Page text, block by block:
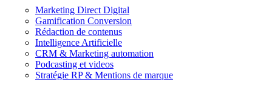
Marketing Direct Digital
Gamification Conversion
Rédaction de contenus
Intelligence Artificielle
CRM & Marketing automation
Podcasting et videos
Stratégie RP & Mentions de marque